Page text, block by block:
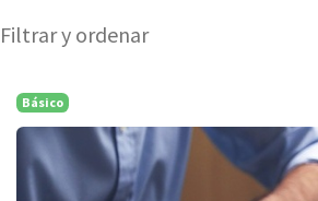
Filtrar y ordenar
Básico